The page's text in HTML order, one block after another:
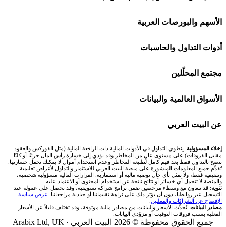
افاتريد AvaTrade
اكسنس Exness
منصة بينانس
اكس تي بي XTB
انتراكتيف بروكرز IBKR
شركات تداول في السعودية
شركات تداول في الإمارات
شركات تداول في الكويت
شركات تداول في قطر
شركات تداول في الأردن
شركات تداول في العراق
شركات تداول في فلسطين
الأسهم والبورصات العربية
🌍 كل البورصات العربية
🇸🇦 السوق السعودية
🇦🇪 أسواق الإمارات
🇪🇬 البورصة المصرية
🇶🇦 بورصة قطر
🇯🇴 بورصة عمّان
🇧🇭 بورصة البحرين
أدوات التداول والحاسبات
🕌 حاسبة الزكاة
💱 محول العملات
🧮 حاسبة حجم اللوت
📊 حاسبة قيمة النقطة
💰 حاسبة ربح الفوركس
📌 حاسبة النقاط المحورية
📏 حاسبة حجم المركز
مجتمع المحلّلين
🧱 حائط المجتمع
🏆 لوحة المحلّلين
✍️ اكتب تحليلك
الأسواق العالمية والبيانات
🌐 المؤشرات العالمية
🥇 سعر الذهب اليوم
🥇 أسعار الذهب والمعادن
💱 أسعار العملات والفوركس
💵 سعر الريال السعودي في مصر
عن البيت العربي
من نحن
تواصل معنا
فريق المؤلفين
مقالات تعليمية
إخلاء المسؤولية: ينطوي التداول في الأدوات المالية ذات الرافعة المالية (مثل الفوركس والعقود
مقابل الفروقات) على مستوى عالٍ من المخاطر وقد يؤدي إلى خسارة رأس المال جزئيًا أو كليًا.
ننصح بالتداول فقط بعد فهم كامل لطبيعة المخاطر وعدم استخدام أموال لا يمكنك تحمل خسارتها.
تُقدَّم جميع المعلومات المنشورة على منصة البيت العربي للاستثمار والتداول لأغراض تعليمية
وتثقيفية فقط، ولا تمثل بأي حال توصية مالية أو استثمارية. القرارات المالية مسؤولية شخصية،
والمنصة لا تتحمل أي خسائر أو نتائج ناتجة عن استخدام المحتوى أو الاعتماد عليه.
تنويه: قد نتعاون مع وسطاء مرخصين ضمن برامج شراكة تسويقية، وقد نحصل على عمولة عند
التسجيل عبر روابطنا، دون أن يؤثر ذلك على نزاهة تقييماتنا أو حيادية مراجعاتنا. عرض سياسة
الإفصاح عن الشراكات والمعلنين
مصادر البيانات: تُحدَّث الأسعار والبيانات من مصادر مالية موثوقة، وقد تختلف قليلاً عن الأسعار
الفعلية بسبب فروقات التوقيت أو مزوّدي البيانات.
جميع الحقوق محفوظة © 2026 البيت العربي · Arabix Ltd, UK